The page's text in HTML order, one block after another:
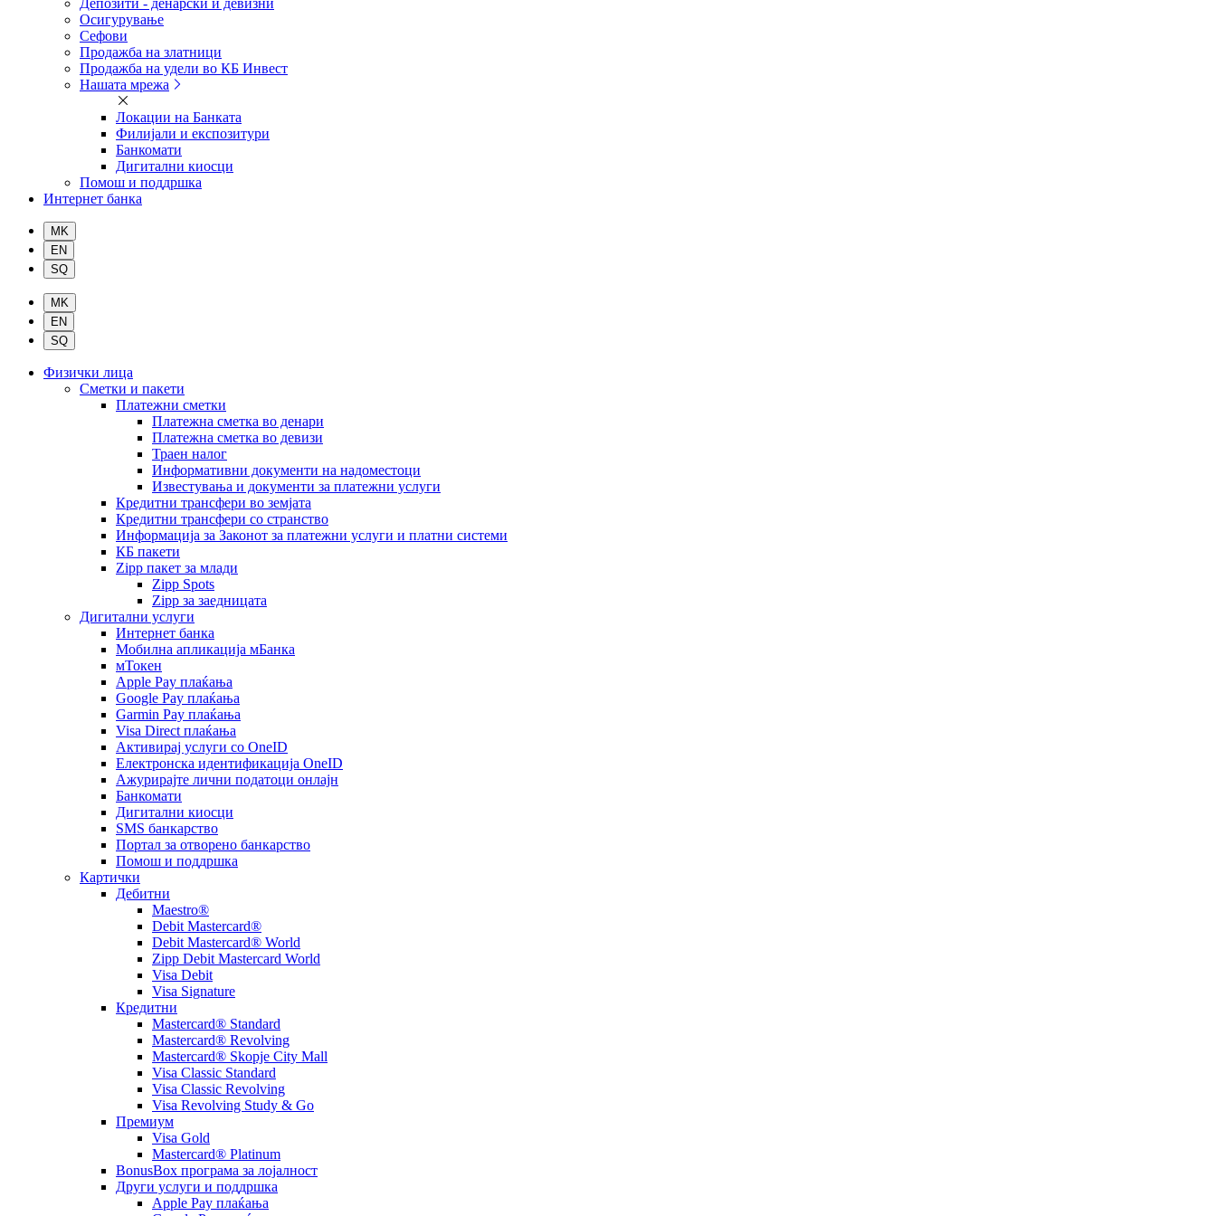
Депозити - денарски и девизни
Осигурување
Сефови
Продажба на златници
Продажба на удели во КБ Инвест
Нашата мрежа
Локации на Банката
Филијали и експозитури
Банкомати
Дигитални киосци
Помош и поддршка
Интернет банка
Физички лица
Сметки и пакети
Платежни сметки
Платежна сметка во денари
Платежна сметка во девизи
Траен налог
Информативни документи на надоместоци
Известувања и документи за платежни услуги
Кредитни трансфери во земјата
Кредитни трансфери со странство
Информација за Законот за платежни услуги и платни системи
КБ пакети
Zipp пакет за млади
Zipp Spots
Zipp за заедницата
Дигитални услуги
Интернет банка
Мобилна апликација мБанка
мТокен
Apple Pay плаќања
Google Pay плаќања
Garmin Pay плаќања
Visa Direct плаќања
Активирај услуги со OneID
Електронска идентификација OneID
Ажурирајте лични податоци онлајн
Банкомати
Дигитални киосци
SMS банкарство
Портал за отворeно банкарство
Помош и поддршка
Картички
Дебитни
Maestro®
Debit Mastercard®
Debit Mastercard® World
Zipp Debit Mastercard World
Visa Debit
Visa Signature
Кредитни
Mastercard® Standard
Mastercard® Revolving
Mastercard® Skopje City Mall
Visa Classic Standard
Visa Classic Revolving
Visa Revolving Study & Go
Премиум
Visa Gold
Mastercard® Platinum
BonusBox програма за лојалност
Други услуги и поддршка
Apple Pay плаќања